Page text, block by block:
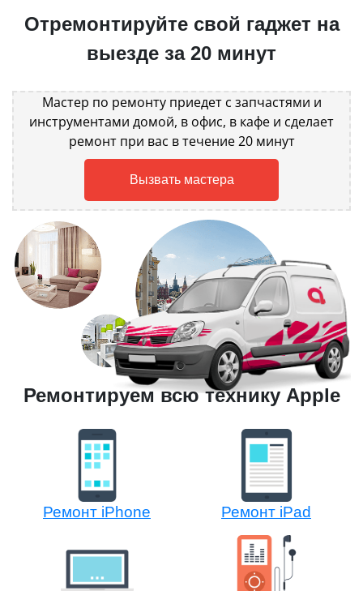
Отремонтируйте свой гаджет на
выезде за 20 минут
Мастер по ремонту приедет с запчастями и
инструментами домой, в офис, в кафе и сделает
ремонт при вас в течение 20 минут
Вызвать мастера
Ремонтируем всю технику Apple
Ремонт iPhone Ремонт iPad